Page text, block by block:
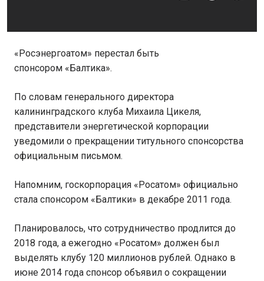
«Росэнергоатом» перестал быть
спонсором «Балтика».
По словам генерального директора
калининградского клуба Михаила Цикеля,
представители энергетической корпорации
уведомили о прекращении титульного спонсорства
официальным письмом.
Напомним, госкорпорация «Росатом» официально
стала спонсором «Балтики» в декабре 2011 года.
Планировалось, что сотрудничество продлится до
2018 года, а ежегодно «Росатом» должен был
выделять клубу 120 миллионов рублей. Однако в
июне 2014 года спонсор объявил о сокращении